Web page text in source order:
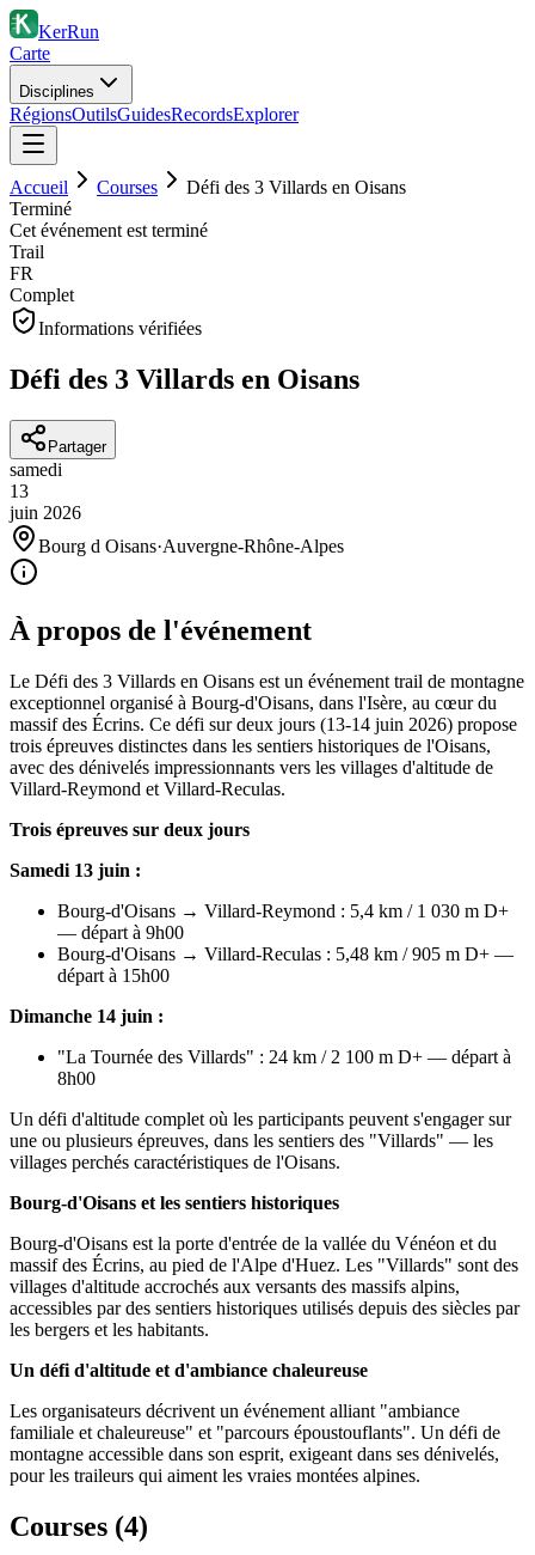
KerRun
Carte
Disciplines
RégionsOutilsGuidesRecordsExplorer
Accueil Courses
Défi des 3 Villards en Oisans
Terminé
Cet événement est terminé
Trail
FR
Complet
Informations vérifiées
Défi des 3 Villards en Oisans
Partager
samedi
13
juin 2026
Bourg d Oisans·Auvergne-Rhône-Alpes
À propos de l'événement
Le Défi des 3 Villards en Oisans est un événement trail de montagne
exceptionnel organisé à Bourg-d'Oisans, dans l'Isère, au cœur du
massif des Écrins. Ce défi sur deux jours (13-14 juin 2026) propose
trois épreuves distinctes dans les sentiers historiques de l'Oisans,
avec des dénivelés impressionnants vers les villages d'altitude de
Villard-Reymond et Villard-Reculas.
Trois épreuves sur deux jours
Samedi 13 juin :
Bourg-d'Oisans → Villard-Reymond : 5,4 km / 1 030 m D+
— départ à 9h00
Bourg-d'Oisans → Villard-Reculas : 5,48 km / 905 m D+ —
départ à 15h00
Dimanche 14 juin :
"La Tournée des Villards" : 24 km / 2 100 m D+ — départ à
8h00
Un défi d'altitude complet où les participants peuvent s'engager sur
une ou plusieurs épreuves, dans les sentiers des "Villards" — les
villages perchés caractéristiques de l'Oisans.
Bourg-d'Oisans et les sentiers historiques
Bourg-d'Oisans est la porte d'entrée de la vallée du Vénéon et du
massif des Écrins, au pied de l'Alpe d'Huez. Les "Villards" sont des
villages d'altitude accrochés aux versants des massifs alpins,
accessibles par des sentiers historiques utilisés depuis des siècles par
les bergers et les habitants.
Un défi d'altitude et d'ambiance chaleureuse
Les organisateurs décrivent un événement alliant "ambiance
familiale et chaleureuse" et "parcours époustouflants". Un défi de
montagne accessible dans son esprit, exigeant dans ses dénivelés,
pour les traileurs qui aiment les vraies montées alpines.
Courses (4)